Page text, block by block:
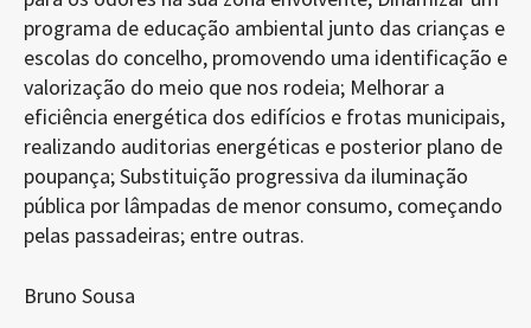
programa de educação ambiental junto das crianças e
escolas do concelho, promovendo uma identificação e
valorização do meio que nos rodeia; Melhorar a
eficiência energética dos edifícios e frotas municipais,
realizando auditorias energéticas e posterior plano de
poupança; Substituição progressiva da iluminação
pública por lâmpadas de menor consumo, começando
pelas passadeiras; entre outras.
Bruno Sousa